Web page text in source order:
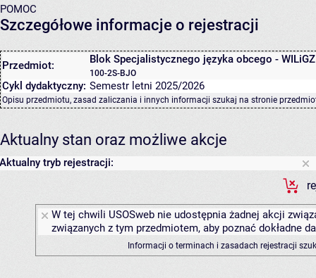
POMOC
Szczegółowe informacje o rejestracji
Przedmiot: Blok Specjalistycznego języka obcego - WILiGZ
100-2S-BJO
Cykl dydaktyczny: Semestr letni 2025/2026
Opisu przedmiotu, zasad zaliczania i innych informacji szukaj na stronie
Aktualny stan oraz możliwe akcje
Aktualny tryb rejestracji:
W tej chwili USOSweb nie udostępnia żadnej akcji
związanych z tym przedmiotem, aby poznać dokładne
Informacji o terminach i zasadach rejestracji